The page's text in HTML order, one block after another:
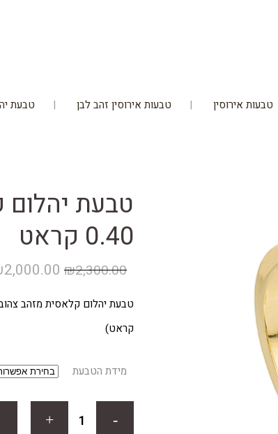
טבעות אירוסין טבעות אירוסין זהב לבן טבעת יהלום
טבעת
0.40 קראט
₪2,300.00
המחיר
2,000.00
קראט)
מידת הטבעת